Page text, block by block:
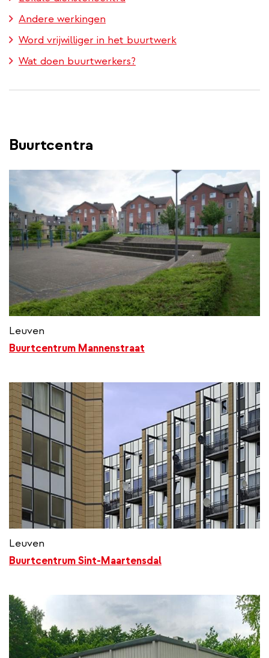
Andere werkingen
Word vrijwilliger in het buurtwerk
Wat doen buurtwerkers?
Buurtcentra
Leuven
Buurtcentrum Mannenstraat
Leuven
Buurtcentrum Sint-Maartensdal